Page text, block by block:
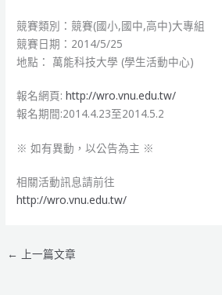
競賽類別：競賽(國小,國中,高中)大專組
競賽日期：2014/5/25
地點： 萬能科技大學 (學生活動中心)
報名網頁:http://wro.vnu.edu.tw/
報名期間:2014.4.23至2014.5.2
※ 如有異動，以公告為主 ※
相關活動訊息請前往
http://wro.vnu.edu.tw/
← 上一篇文章